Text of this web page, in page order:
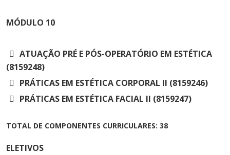
MÓDULO 10
ATUAÇÃO PRÉ E PÓS-OPERATÓRIO EM ESTÉTICA
(8159248)
PRÁTICAS EM ESTÉTICA CORPORAL II (8159246)
PRÁTICAS EM ESTÉTICA FACIAL II (8159247)
TOTAL DE COMPONENTES CURRICULARES: 38
ELETIVOS